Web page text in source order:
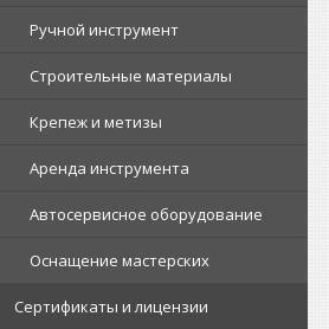
Ручной инструмент
Строительные материалы
Крепеж и метизы
Аренда инструмента
Автосервисное оборудование
Оснащение мастерских
Сертификаты и лицензии